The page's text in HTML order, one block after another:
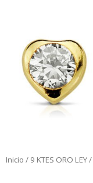
Inicio / 9 KTES ORO LEY/